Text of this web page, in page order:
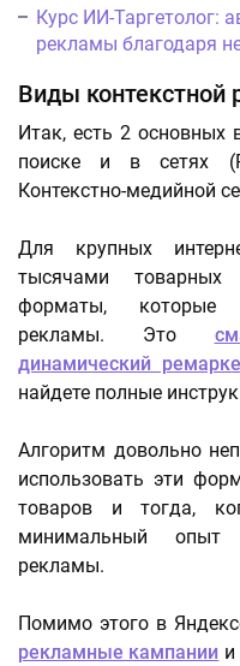
Курс ИИ-Таргетолог:
рекламы благодаря
Виды контекстной
Итак, есть 2 основных
поиске и в сетях
Контекстно-медийной
Для крупных
тысячами товарных
форматы, которые
рекламы. Это
динамический
найдете полные
Алгоритм довольно
использовать эти
товаров и тогда,
минимальный опыт
рекламы.
Помимо этого в
рекламные кампании и